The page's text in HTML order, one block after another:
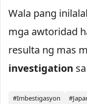
Wala pang
mga awtoridad
resulta ng mas
investigation
#Imbestigasyon